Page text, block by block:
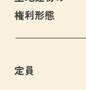
権利形態
定員